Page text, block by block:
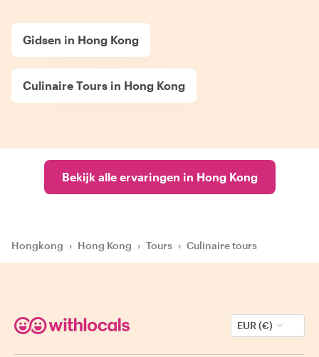
Gidsen in Hong Kong
Culinaire Tours in Hong Kong
Bekijk alle ervaringen in Hong Kong
Hongkong › Hong Kong › Tours › Culinaire tours
EUR (€)